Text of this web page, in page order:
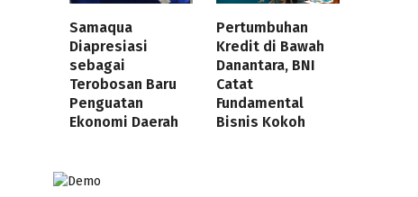
Samaqua
Diapresiasi
sebagai
Terobosan Baru
Penguatan
Ekonomi Daerah
Pertumbuhan
Kredit di Bawah
Danantara, BNI
Catat
Fundamental
Bisnis Kokoh